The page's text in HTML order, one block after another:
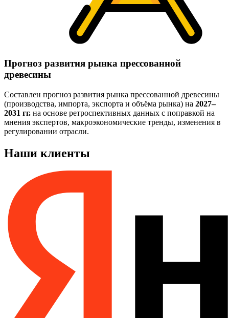
Прогноз развития рынка прессованной
древесины
Составлен прогноз развития рынка прессованной древесины
(производства, импорта, экспорта и объёма рынка) на 2027–
2031 гг. на основе ретроспективных данных с поправкой на
мнения экспертов, макроэкономические тренды, изменения в
регулировании отрасли.
Наши клиенты